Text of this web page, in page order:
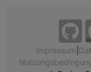
Impressum